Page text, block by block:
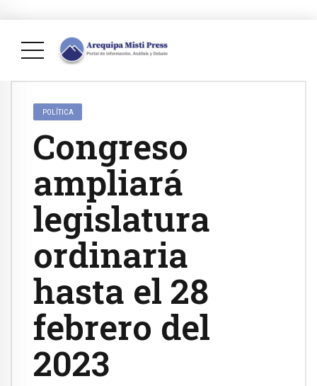
POLÍTICA
Congreso
ampliará
legislatura
ordinaria
hasta el 28
febrero del
2023